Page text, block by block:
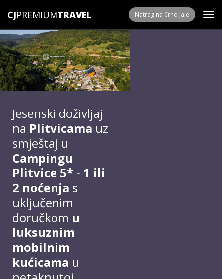
CJPREMIUM Natrag na Crno Jaje
Jesenski doživljaj
na Plitvicama uz
smještaj u
Campingu
Plitvice 5* - 1 ili
2 noćenja s
uključenim
doručkom u
luksuznim
mobilnim
kućicama u